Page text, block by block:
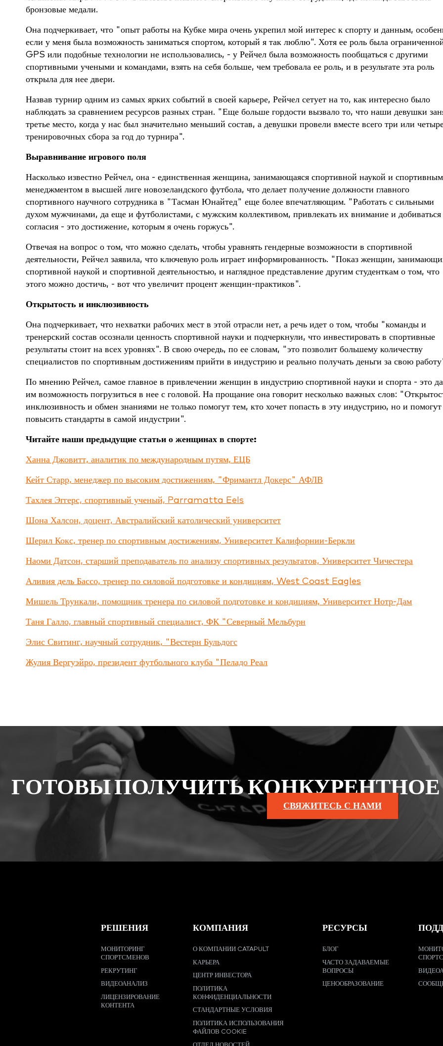
бронзовые медали.
Она подчеркивает, что "опыт работы на Кубке мира очень укрепил мой интерес к спорту и данным,
если у меня была возможность заниматься спортом, который я так люблю". Хотя ее роль была
GPS или подобные технологии не использовались, - у Рейчел была возможность пообщаться с другими
спортивными учеными и командами, взять на себя больше, чем требовала ее роль, и в результате эта роль
открыла для нее двери.
Назвав турнир одним из самых ярких событий в своей карьере, Рейчел сетует на то, как интересно было
наблюдать за сравнением ресурсов разных стран. "Еще больше гордости вызвало то, что наши девушки
третье место, когда у нас был значительно меньший состав, а девушки провели вместе всего три или
тренировочных сбора за год до турнира".
Выравнивание игрового поля
Насколько известно Рейчел, она - единственная женщина, занимающаяся спортивной наукой и спортивным
менеджментом в высшей лиге новозеландского футбола, что делает получение должности главного
спортивного научного сотрудника в "Тасман Юнайтед" еще более впечатляющим. "Работать с сильными
духом мужчинами, да еще и футболистами, с мужским коллективом, привлекать их внимание и добиваться
согласия - это достижение, которым я очень горжусь".
Отвечая на вопрос о том, что можно сделать, чтобы уравнять гендерные возможности в спортивной
деятельности, Рейчел заявила, что ключевую роль играет информированность. "Показ женщин,
спортивной наукой и спортивной деятельностью, и наглядное представление другим студенткам о том, что
этого можно достичь, - вот что увеличит процент женщин-практиков".
Открытость и инклюзивность
Она подчеркивает, что нехватки рабочих мест в этой отрасли нет, а речь идет о том, чтобы "команды и
тренерский состав осознали ценность спортивной науки и подчеркнули, что инвестировать в спортивные
результаты стоит на всех уровнях". В свою очередь, по ее словам, "это позволит большему количеству
специалистов по спортивным достижениям прийти в индустрию и реально получать деньги за свою
По мнению Рейчел, самое главное в привлечении женщин в индустрию спортивной науки и спорта - это
им возможность погрузиться в нее с головой. На прощание она говорит несколько важных слов:
инклюзивность и обмен знаниями не только помогут тем, кто хочет попасть в эту индустрию, но и помогут
повысить стандарты в самой индустрии".
Читайте наши предыдущие статьи о женщинах в спорте:
Ханна Джовитт, аналитик по международным путям, ЕЦБ
Кейт Старр, менеджер по высоким достижениям, "Фримантл Докерс" АФЛВ
Тахлея Эггерс, спортивный ученый, Parramatta Eels
Шона Халсон, доцент, Австралийский католический университет
Шерил Кокс, тренер по спортивным достижениям, Университет Калифорнии-Беркли
Наоми Датсон, старший преподаватель по анализу спортивных результатов, Университет Чичестера
Аливия дель Бассо, тренер по силовой подготовке и кондициям, West Coast Eagles
Мишель Трункали, помощник тренера по силовой подготовке и кондициям, Университет Нотр-Дам
Таня Галло, главный спортивный специалист, ФК "Северный Мельбурн
Элис Свитинг, научный сотрудник, "Вестерн Бульдогс
Жулия Вергуэйро, президент футбольного клуба "Пеладо Реал
ГОТОВЫ ПОЛУЧИТЬ
СВЯЖИТЕСЬ С НАМИ
РЕШЕНИЯ
МОНИТОРИНГ
СПОРТСМЕНОВ
РЕКРУТИНГ
ВИДЕОАНАЛИЗ
ЛИЦЕНЗИРОВАНИЕ
КОНТЕНТА
КОМПАНИЯ
О КОМПАНИИ CATAPULT
КАРЬЕРА
ЦЕНТР ИНВЕСТОРА
ПОЛИТИКА
КОНФИДЕНЦИАЛЬНОСТИ
СТАНДАРТНЫЕ УСЛОВИЯ
ПОЛИТИКА ИСПОЛЬЗОВАНИЯ
ФАЙЛОВ COOKIE
РЕСУРСЫ
БЛОГ
ЧАСТО ЗАДАВАЕМЫЕ
ВОПРОСЫ
ЦЕНООБРАЗОВАНИЕ